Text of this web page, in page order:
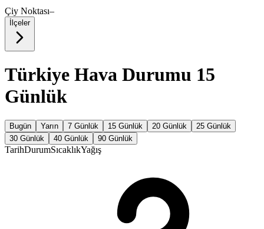
Çiy Noktası–
İlçeler
Türkiye Hava Durumu 15
Günlük
Bugün Yarın 7 Günlük 15 Günlük 20 Günlük
25 Günlük
30 Günlük
40 Günlük 90 Günlük
TarihDurumSıcaklıkYağış